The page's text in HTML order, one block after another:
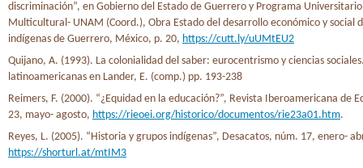
discriminación”, en Gobierno del Estado de Guerrero y Programa
Multicultural- UNAM (Coord.), Obra Estado del desarrollo económico y social
indígenas de Guerrero, México, p. 20, https://cutt.ly/uUMtEU2
Quijano, A. (1993). La colonialidad del saber: eurocentrismo y ciencias
latinoamericanas en Lander, E. (comp.) pp. 193-238
Reimers, F. (2000). “¿Equidad en la educación?”, Revista Iberoamericana de
23, mayo- agosto, https://rieoei.org/historico/documentos/rie23a01.htm.
Reyes, L. (2005). “Historia y grupos indígenas”, Desacatos, núm. 17, enero-
https://shorturl.at/mtIM3